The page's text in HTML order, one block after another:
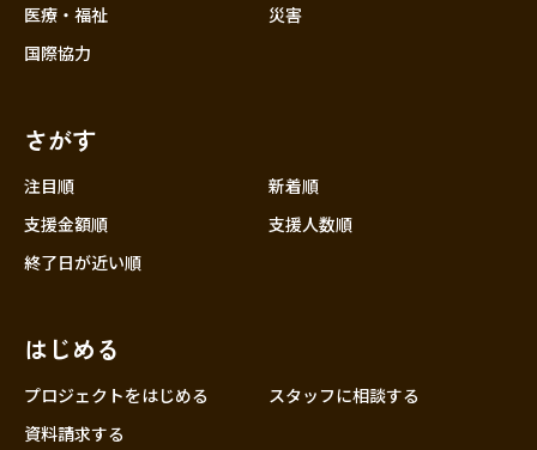
中国
医療・福祉
国際協力
災害
さがす
注目順
新着順
支援金額順
支援人数順
終了日が近い順
はじめる
プロジェクトをはじめる
スタッフに相談する
資料請求する